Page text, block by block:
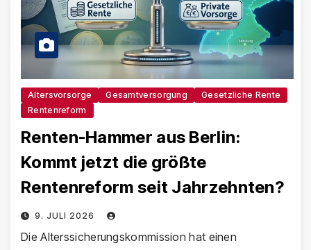
Altersvorsorge Gesamtversorgung
Gesetzliche Rente
Rentenreform
Renten-Hammer aus Berlin:
Kommt jetzt die größte
Rentenreform seit Jahrzehnten?
9. JULI 2026
Die Alterssicherungskommission hat einen